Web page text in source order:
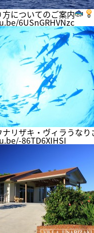
についてのご案内
6USnGRHVNzc
リザキ・ヴィラうな
86TD6XIHSI